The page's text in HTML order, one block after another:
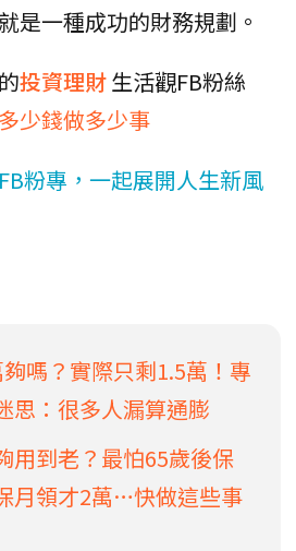
是一種成功的財務規劃。
投資理財生活觀FB粉絲
少錢做多少事
粉專，一起展開人生新風
嗎？實際只剩1.5萬！專
思：很多人漏算通膨
用到老？最怕65歲後保
月領才2萬…快做這些事